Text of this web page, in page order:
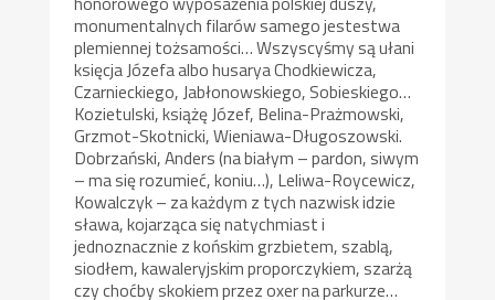
monumentalnych filarów samego jestestwa
plemiennej tożsamości… Wszyscyśmy są ułani
księcja Józefa albo husarya Chodkiewicza,
Czarnieckiego, Jabłonowskiego, Sobieskiego…
Kozietulski, książę Józef, Belina-Prażmowski,
Grzmot-Skotnicki, Wieniawa-Długoszowski.
Dobrzański, Anders (na białym – pardon, siwym
– ma się rozumieć, koniu…), Leliwa-Roycewicz,
Kowalczyk – za każdym z tych nazwisk idzie
sława, kojarząca się natychmiast i
jednoznacznie z końskim grzbietem, szablą,
siodłem, kawaleryjskim proporczykiem, szarżą
czy choćby skokiem przez oxer na parkurze…